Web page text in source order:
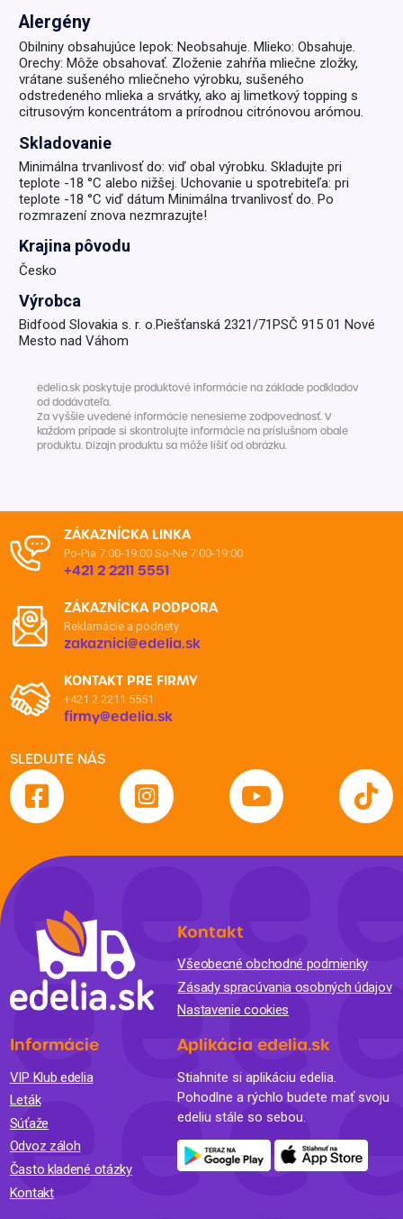
Alergény
Obilniny obsahujúce lepok: Neobsahuje. Mlieko: Obsahuje.
Orechy: Môže obsahovať. Zloženie zahŕňa mliečne zložky,
vrátane sušeného mliečneho výrobku, sušeného
odstredeného mlieka a srvátky, ako aj limetkový topping s
citrusovým koncentrátom a prírodnou citrónovou arómou.
Skladovanie
Minimálna trvanlivosť do: viď obal výrobku. Skladujte pri
teplote -18 °C alebo nižšej. Uchovanie u spotrebiteľa: pri
teplote -18 °C viď dátum Minimálna trvanlivosť do. Po
rozmrazení znova nezmrazujte!
Krajina pôvodu
Česko
Výrobca
Bidfood Slovakia s. r. o.Piešťanská 2321/71PSČ 915 01 Nové
Mesto nad Váhom
edelia.sk poskytuje produktové informácie na základe podkladov
od dodávateľa.
Za vyššie uvedené informácie nenesieme zodpovednosť. V
každom prípade si skontrolujte informácie na príslušnom obale
produktu. Dizajn produktu sa môže líšiť od obrázku.
ZÁKAZNÍCKA LINKA
Po-Pia 7:00-19:00 So-Ne 7:00-19:00
+421 2 2211 5551
ZÁKAZNÍCKA PODPORA
Reklamácie a podnety
zakaznici@edelia.sk
KONTAKT PRE FIRMY
+421 2 2211 5551
firmy@edelia.sk
SLEDUJTE NÁS
Kontakt
Všeobecné obchodné podmienky
Zásady spracúvania osobných údajov
Nastavenie cookies
Informácie
VIP Klub edelia
Leták
Súťaže
Odvoz záloh
Často kladené otázky
Kontakt
Aplikácia edelia.sk
Stiahnite si aplikáciu edelia.
Pohodlne a rýchlo budete mať svoju
edeliu stále so sebou.